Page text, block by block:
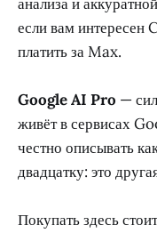
если вам интересен
платить за Max.
Google AI Pro —
живёт в сервисах
честно описывать
двадцатку: это
Покупать здесь